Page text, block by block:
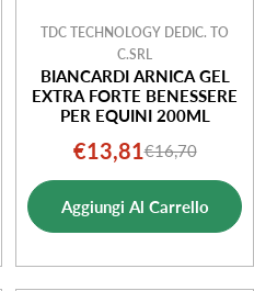
TDC TECHNOLOGY DEDIC. TO
C.SRL
BIANCARDI ARNICA GEL
EXTRA FORTE BENESSERE
PER EQUINI 200ML
Prezzo
di
vendita
€13,81Prezzo
normale
€16,70
Aggiungi Al Carrello